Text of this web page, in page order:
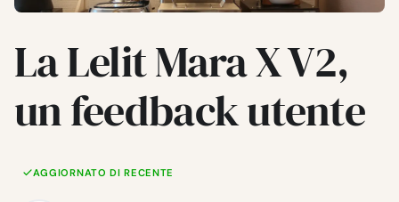
La Lelit Mara X V2,
un feedback utente
AGGIORNATO DI RECENTE